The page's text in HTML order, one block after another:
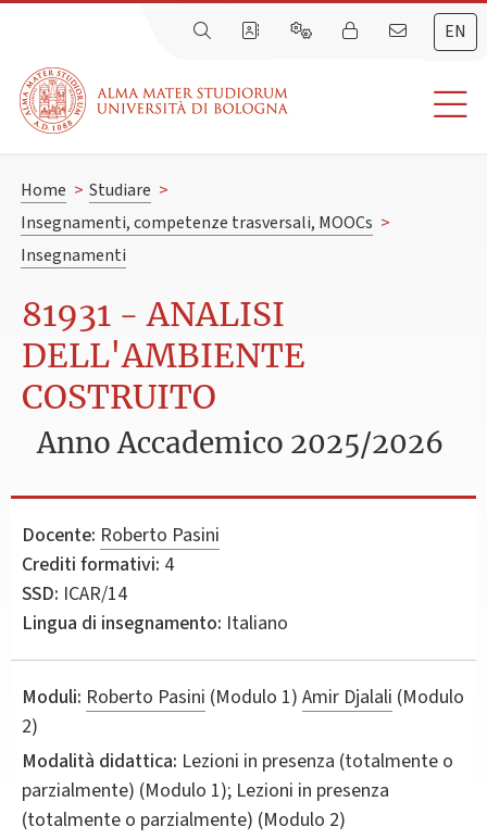
EN
Home > Studiare >
Insegnamenti, competenze trasversali, MOOCs >
Insegnamenti
81931 - ANALISI
DELL'AMBIENTE
COSTRUITO
Anno Accademico 2025/2026
Docente: Roberto Pasini
Crediti formativi: 4
SSD: ICAR/14
Lingua di insegnamento: Italiano
Moduli: Roberto Pasini (Modulo 1) Amir Djalali (Modulo
2)
Modalità didattica: Lezioni in presenza (totalmente o
parzialmente) (Modulo 1); Lezioni in presenza
(totalmente o parzialmente) (Modulo 2)